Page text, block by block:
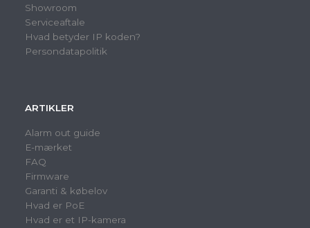
Showroom
Serviceaftale
Hvad betyder IP koden?
Persondatapolitik
ARTIKLER
Alarm out guide
E-mærket
FAQ
Firmware
Garanti & købelov
Hvad er PoE
Hvad er et IP-kamera